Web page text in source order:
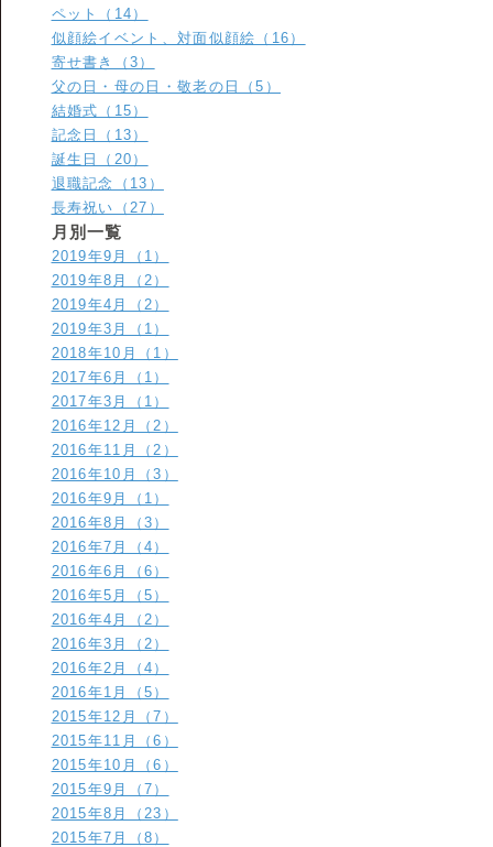
ペット（14）
似顔絵イベント、対面似顔絵（16）
寄せ書き（3）
父の日・母の日・敬老の日（5）
結婚式（15）
記念日（13）
誕生日（20）
退職記念（13）
長寿祝い（27）
月別一覧
2019年9月（1）
2019年8月（2）
2019年4月（2）
2019年3月（1）
2018年10月（1）
2017年6月（1）
2017年3月（1）
2016年12月（2）
2016年11月（2）
2016年10月（3）
2016年9月（1）
2016年8月（3）
2016年7月（4）
2016年6月（6）
2016年5月（5）
2016年4月（2）
2016年3月（2）
2016年2月（4）
2016年1月（5）
2015年12月（7）
2015年11月（6）
2015年10月（6）
2015年9月（7）
2015年8月（23）
2015年7月（8）